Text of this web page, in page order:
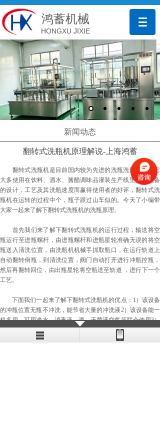
鸿蓄机械
HONGXU JIXIE
新闻动态
翻转式洗瓶机原理解说-上海鸿蓄
翻转式洗瓶机是目前国内较为先进的洗瓶洗瓶设备，它
大多使用在饮料、酒水、酱醋调味品灌装生产线里。该设备
的设计，工艺及其洗瓶速度而赢得使用者的好评，翻转式洗
瓶机在运转的过程中个，瓶子跟过山车似的。今天了小编带
大家一起来了解下翻转式洗瓶机的洗瓶原理。
首先我们来了解下翻转式洗瓶机的运行过程，输送将空
瓶运行至进瓶螺杆，由进瓶螺杆和进瓶星轮准确无误的将空
瓶送入清洗位置，由洗瓶机机械手抓取瓶口，在运行轨道上
自动翻转倒瓶，到清洗位置，阀门自动打开进行冲瓶控瓶，
然后再翻转回位，由出瓶星轮将空瓶送至轨道 ，进行下一个
工艺。
下面我们一起来了解下翻转式洗瓶机的优点：1）该设备
的冲瓶位置无瓶不冲洗，能节省大量的冲洗液2）该设备能一
机多用，可用净水、消毒液、酒、无菌液空气等联合使用3）
机械手位置超长力臂、大力弹簧与可换式橡胶夹指巧妙结
合，能夹超大、超重瓶子，且在运转的过程中不甩瓶不伤